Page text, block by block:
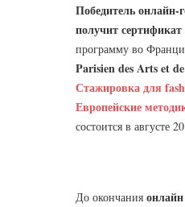
Победитель онлайн-
получит сертификат
программу во
Parisien des Arts et
Стажировка для
Европейские
состоится в августе
До окончания